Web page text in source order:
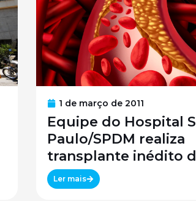
1 de março de 2011
Equipe do Hospital
Paulo/SPDM realiza
transplante inédito
Ler mais